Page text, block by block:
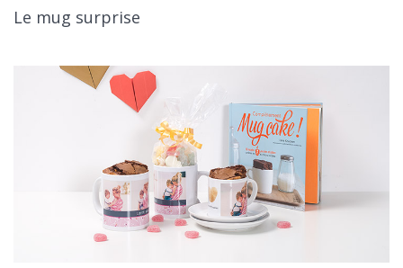
Le mug surprise